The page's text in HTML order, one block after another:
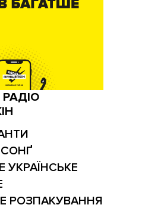
УКРАЇНСЬКЕ
РОЗПАКУВАННЯ